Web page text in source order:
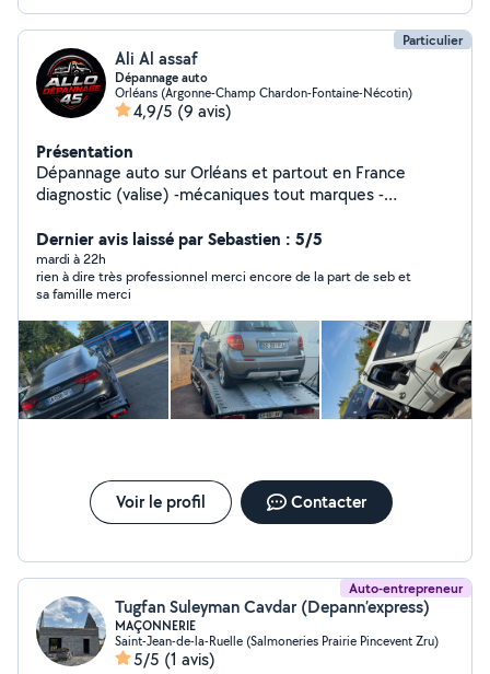
Particulier
Ali Al assaf
Dépannage auto
Orléans (Argonne-Champ Chardon-Fontaine-Nécotin)
4,9/5 (9 avis)
Présentation
Dépannage auto sur Orléans et partout en France
diagnostic (valise) -mécaniques tout marques -
avec une shampouineuse
Dernier avis laissé par Sebastien : 5/5
mardi à 22h
rien à dire très professionnel merci encore de la part de seb et
sa famille merci
Voir le profil Contacter
Auto-entrepreneur
Tugfan Suleyman Cavdar (Depann’express)
MAÇONNERIE
Saint-Jean-de-la-Ruelle (Salmoneries Prairie Pincevent Zru)
5/5 (1 avis)